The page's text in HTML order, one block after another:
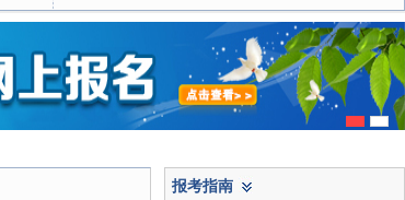
报考指南